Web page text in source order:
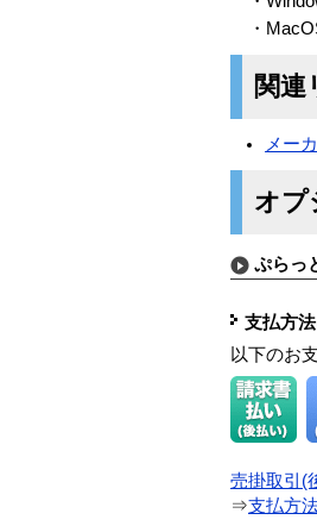
・
関連
メー
オプ
ぷらっ
支払方
以下のお
売掛取引(
⇒支払方